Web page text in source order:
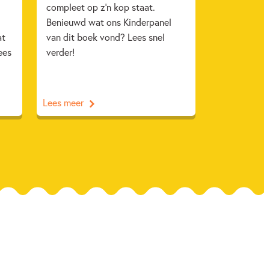
compleet op z’n kop staat.
Benieuwd wat ons Kinderpanel
van dit boek vond? Lees snel
verder!
Lees meer